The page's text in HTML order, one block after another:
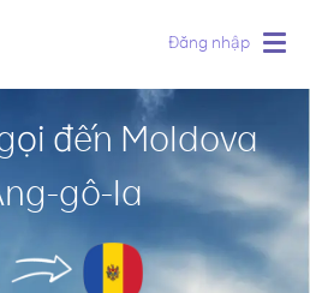
Đăng nhập
đến Moldova
gô-la